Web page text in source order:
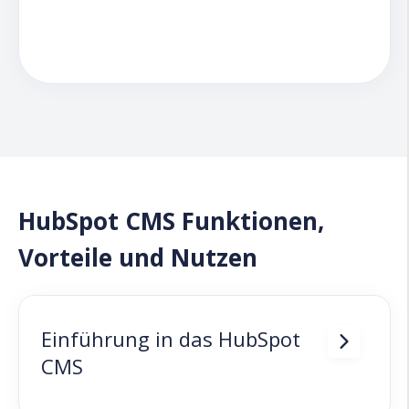
HubSpot CMS Funktionen,
Vorteile und Nutzen
Einführung in das HubSpot
CMS